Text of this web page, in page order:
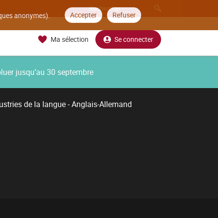
anonymes). Accepter Refuser
Ma sélection Se connecter
jusqu’au 30 septembre
de la langue - Anglais-Allemand